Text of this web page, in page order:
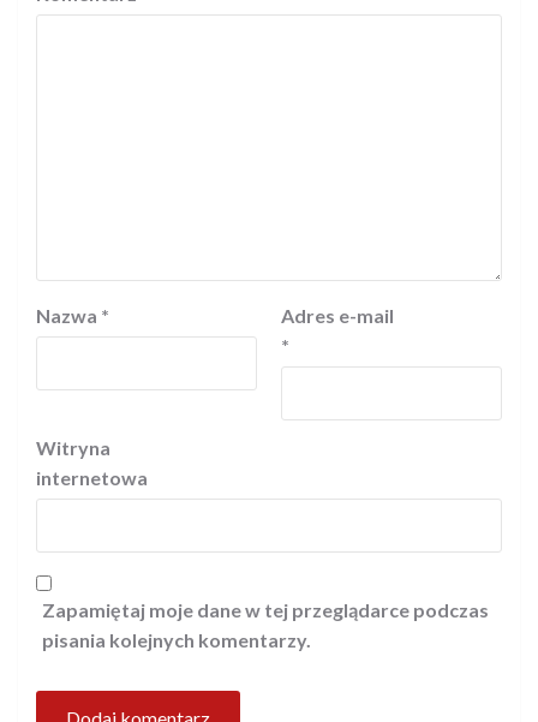
Nazwa *
Adres e-mail
*
Witryna
internetowa
Zapamiętaj moje dane w tej przeglądarce podczas
pisania kolejnych komentarzy.